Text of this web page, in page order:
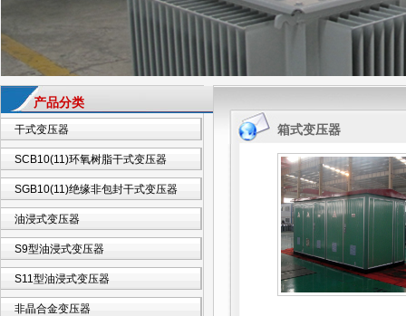
产品分类
干式变压器
SCB10(11)环氧树脂干式变压器
SGB10(11)绝缘非包封干式变压器
油浸式变压器
S9型油浸式变压器
S11型油浸式变压器
非晶合金变压器
箱式变压器